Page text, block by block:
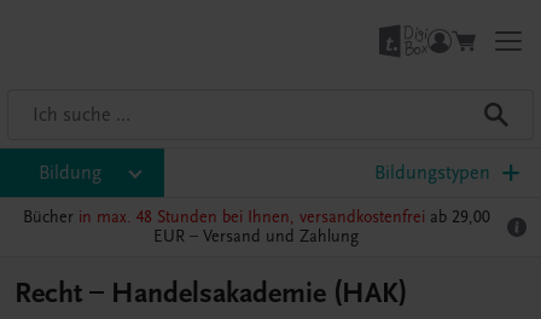
Bildung Bildungstypen
Bücher in max. 48 Stunden bei Ihnen, versandkostenfrei ab 29,00
EUR – Versand und Zahlung
Recht – Handelsakademie (HAK)